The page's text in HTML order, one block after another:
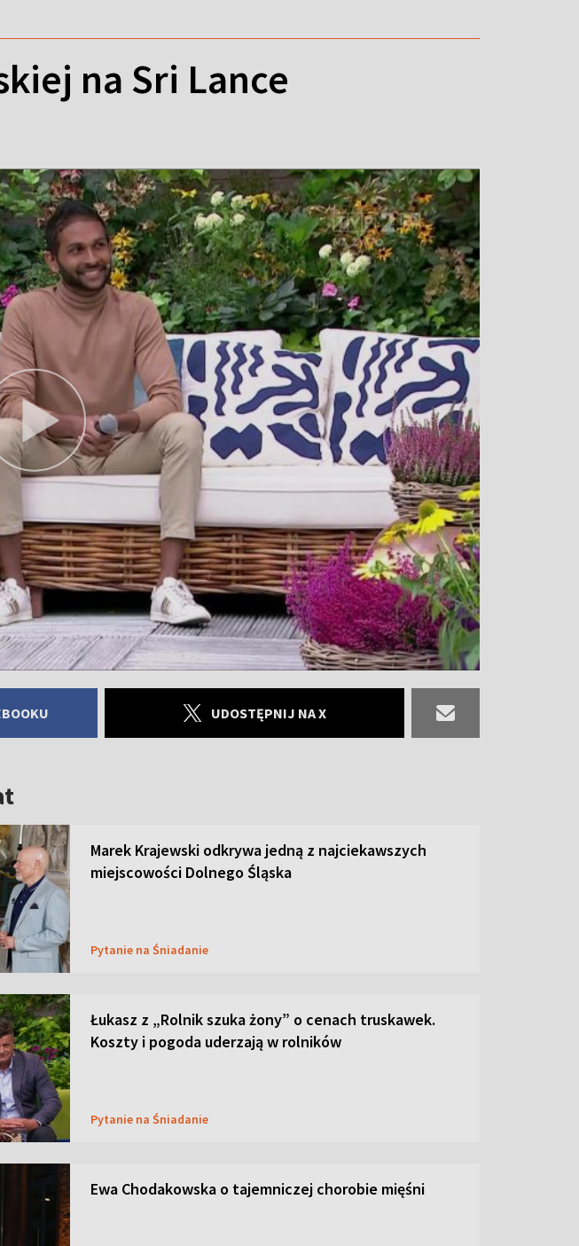
na Sri Lance
UDOSTĘPNIJ NA X
Marek Krajewski odkrywa jedną z najciekawszych
miejscowości Dolnego Śląska
Pytanie na Śniadanie
Łukasz z „Rolnik szuka żony” o cenach truskawek.
Koszty i pogoda uderzają w rolników
Pytanie na Śniadanie
Ewa Chodakowska o tajemniczej chorobie mięśni